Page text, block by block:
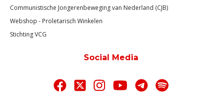
Communistische Jongerenbeweging van Nederland (CJB)
Webshop - Proletarisch Winkelen
Stichting VCG
Social Media